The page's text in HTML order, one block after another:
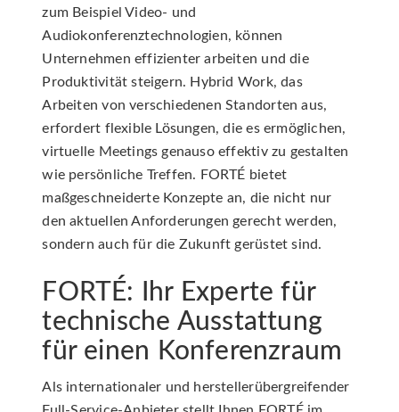
zum Beispiel Video- und
Audiokonferenztechnologien, können
Unternehmen effizienter arbeiten und die
Produktivität steigern. Hybrid Work, das
Arbeiten von verschiedenen Standorten aus,
erfordert flexible Lösungen, die es ermöglichen,
virtuelle Meetings genauso effektiv zu gestalten
wie persönliche Treffen. FORTÉ bietet
maßgeschneiderte Konzepte an, die nicht nur
den aktuellen Anforderungen gerecht werden,
sondern auch für die Zukunft gerüstet sind.
FORTÉ: Ihr Experte für
technische Ausstattung
für einen Konferenzraum
Als internationaler und herstellerübergreifender